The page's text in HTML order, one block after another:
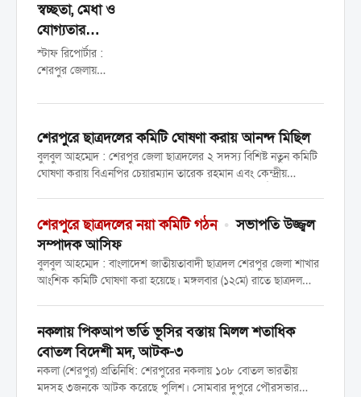
স্বচ্ছতা, মেধা ও
যোগ্যতার
ভিত্তিতে
শেরপুরে ট্রেইনি
চাকুরি পেলেন
২৫ জন প্রার্থী
স্টাফ রিপোর্টার :
শেরপুর জেলায়
শূণ্য পদ অনুসারে
নিয়োগ পদ্ধতি
অনুসরণ করে
শতভাগ মেধা,
পুলিশে ট্রেইনি রিক্রুট
কনস্টেবল
(টিআরসি) পদে
নিয়োগ, ফেব্রুয়ারি
২০২৬ এর চূড়ান্ত...
শেরপুরে ছাত্রদলের কমিটি ঘোষণা করায় আনন্দ মিছিল
বুলবুল আহম্মেদ : শেরপুর জেলা ছাত্রদলের ২ সদস্য বিশিষ্ট নতুন কমিটি
ঘোষণা করায় বিএনপির চেয়ারম্যান তারেক রহমান এবং কেন্দ্রীয়
শেরপুরে ছাত্রদলের নয়া কমিটি গঠন • সভাপতি উজ্জ্বল
সম্পাদক আসিফ
বুলবুল আহম্মেদ : বাংলাদেশ জাতীয়তাবাদী ছাত্রদল শেরপুর জেলা শাখার
আংশিক কমিটি ঘোষণা করা হয়েছে। মঙ্গলবার (১২মে) রাতে ছাত্রদল
নকলায় পিকআপ ভর্তি ভূসির বস্তায় মিলল শতাধিক
বোতল বিদেশী মদ, আটক-৩
নকলা (শেরপুর) প্রতিনিধি: শেরপুরের নকলায় ১০৮ বোতল ভারতীয়
মদসহ ৩জনকে আটক করেছে পুলিশ। সোমবার দুপুরে পৌরসভার